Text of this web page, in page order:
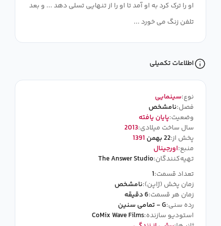
او را ترک کرد به او آمد تا او را از تنهایی تسلی دهد ... و بعد
تلفن زنگ می خورد ...
اطلاعات تکمیلی
نوع:سینمایی
فصل:نامشخص
وضعیت:پایان یافته
سال ساخت میلادی:2013
پخش از:22 بهمن
1391
منبع:اورجینال
تهیه‌کنندگان:The Answer Studio
تعداد قسمت:1
زمان پخش (ژاپن):نامشخص
زمان هر قسمت:6 دقیقه
رده سنی:G - تمامی سنین
استودیو سازنده:CoMix Wave Films